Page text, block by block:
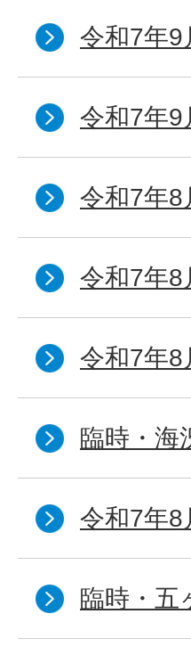
令和7年9
令和7年9
令和7年8
令和7年8
令和7年8
臨時・海
令和7年8
臨時・五